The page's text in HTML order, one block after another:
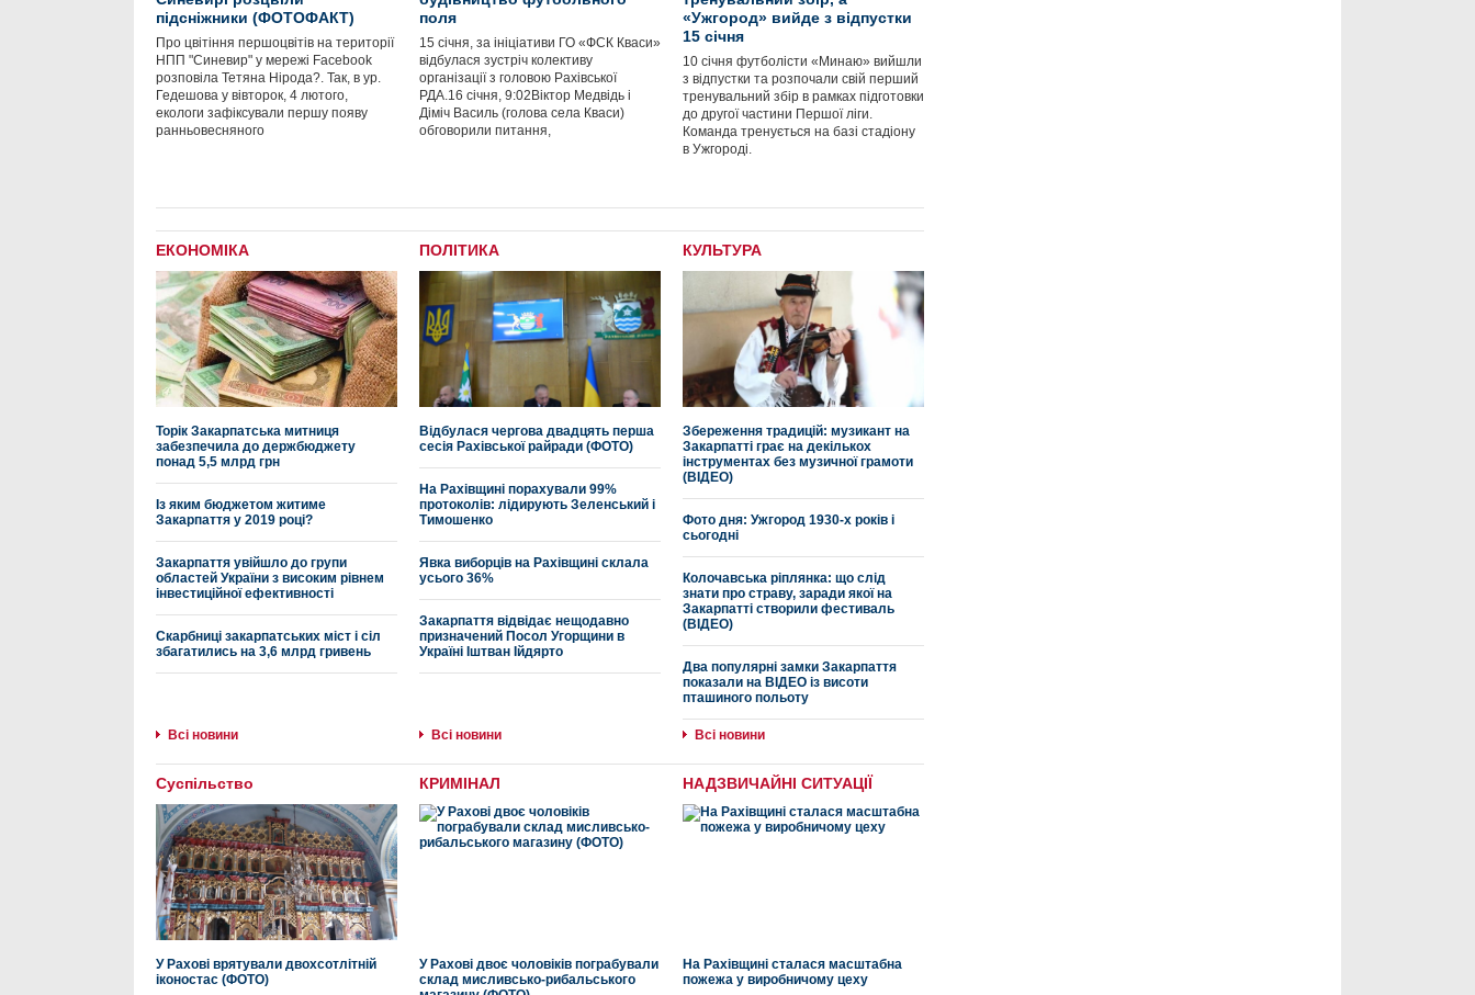
16:37
Одержувачів субсидій
контролюватимуть по-новому:
15:11
В Індії пояснили спалах
невідомої хвороби
14:00
У понеділок, 21 грудня,
нові випадки за добу та двоє осіб
померло
20:00
На Рахівщині піротехніки
знищили 38 мінометних мін
17:30
Два хлопчики 2 і 5 років
викрали мамину машину, щоб
відвідати дідуся
12:00
Стало відомо, якою буде
вартість блакитного палива у грудні
для закарпатців
10:00
Підвищення пенсій з 1
грудня: кому і наскільки в
20:31
Закарпатець, який збив на
смерть двох мотоциклістів, проведе
у в'язниці 5 років
19:30
Вовки гуляють під оселями
закарпатців (ВІДЕО)
16:38
На новорічні свята
"Укрзалізниця" призначила 3 ​​
15:00
З Рахівщини "накидали"
через Тису тисячі пачок цигарок до
румунських друзів (ФОТО)
підсніжники (ФОТОФАКТ)
Про цвітіння першоцвітів на території
НПП "Синевир" у мережі Facebook
розповіла Тетяна Нірода?. Так, в ур.
Гедешова у вівторок, 4 лютого,
екологи зафіксували першу появу
ранньовесняного
поля
​15 січня, за ініціативи ГО «ФСК Кваси»
відбулася зустріч колективу
організації з головою Рахівської
РДА.16 січня, 9:02Віктор Медвідь і
Діміч Василь (голова села Кваси)
обговорили питання,
«Ужгород» вийде з відпустки
15 січня
10 січня футболісти «Минаю» вийшли
з відпустки та розпочали свій перший
тренувальний збір в рамках підготовки
до другої частини Першої ліги.
Команда тренується на базі стадіону
в Ужгороді.
ЕКОНОМІКА
Торік Закарпатська митниця
забезпечила до держбюджету
понад 5,5 млрд грн
Із яким бюджетом житиме
Закарпаття у 2019 році?
Закарпаття увійшло до групи
областей України з високим рівнем
інвестиційної ефективності
Скарбниці закарпатських міст і сіл
збагатились на 3,6 млрд гривень
Всі новини
ПОЛІТИКА
Відбулася чергова двадцять перша
сесія Рахівської райради (ФОТО)
На Рахівщині порахували 99%
протоколів: лідирують Зеленський і
Тимошенко
Явка виборців на Рахівщині склала
усього 36%
Закарпаття відвідає нещодавно
призначений Посол Угорщини в
Україні Іштван Ійдярто
Всі новини
КУЛЬТУРА
Збереження традицій: музикант на
Закарпатті грає на декількох
інструментах без музичної грамоти
(ВІДЕО)
Фото дня: Ужгород 1930-х років і
сьогодні
Колочавська ріплянка: що слід
знати про страву, заради якої на
Закарпатті створили фестиваль
(ВІДЕО)
Два популярні замки Закарпаття
показали на ВІДЕО із висоти
пташиного польоту
Всі новини
Суспільство
У Рахові врятували двохсотлітній
іконостас (ФОТО)
КРИМІНАЛ
У Рахові двоє чоловіків пограбували
склад мисливсько-рибальського
НАДЗВИЧАЙНІ СИТУАЦІЇ
На Рахівщині сталася масштабна
пожежа у виробничому цеху